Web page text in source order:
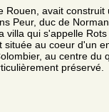
Rouen, avait construit
Peur, duc de
villa qui s'appelle
au coeur d'un
au centre du
préservé.